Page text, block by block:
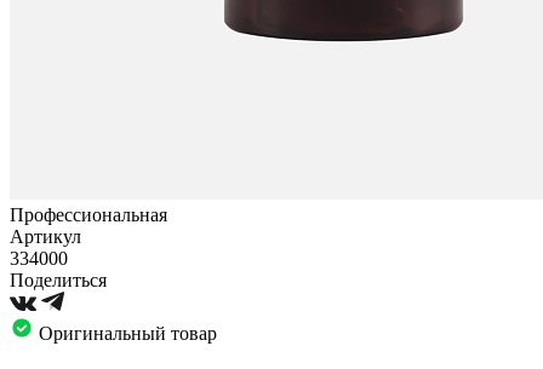
Профессиональная
Артикул
334000
Поделиться
Оригинальный товар